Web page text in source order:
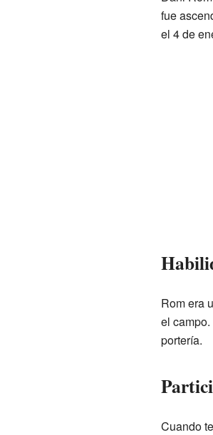
fue
el 4 de
Rom era
el
portería.
Cuando